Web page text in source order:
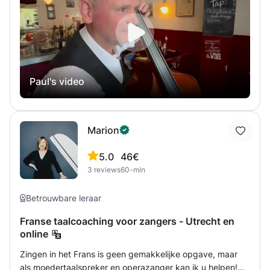
Paul's video
Marion
5.0
3 reviews
46€
60-min
Betrouwbare leraar
Franse taalcoaching voor zangers - Utrecht en
online
Zingen in het Frans is geen gemakkelijke opgave, maar
als moedertaalspreker en operazanger kan ik u helpen!